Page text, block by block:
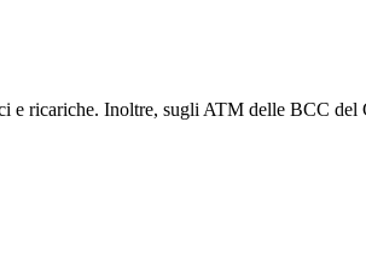
e ricariche. Inoltre, sugli ATM delle BCC